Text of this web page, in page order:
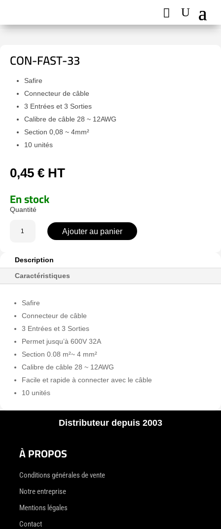
CON-FAST-33
Safire
Connecteur de câble
3 Entrées et 3 Sorties
Calibre de câble 28 ~ 12AWG
Section 0,08 ~ 4mm²
10 unités
0,45 € HT
En stock
FAST-
33
Ajouter au panier
Description
Caractéristiques
Safire
Connecteur de câble
3 Entrées et 3 Sorties
Permet jusqu’à 600V 32A
Section 0.08 m²~ 4 mm²
Calibre de câble 28 ~ 12AWG
Facile et rapide à connecter avec le câble
10 unités
Distributeur depuis 2003
À PROPOS
Conditions générales de vente
Notre entreprise
Mentions légales
Contact